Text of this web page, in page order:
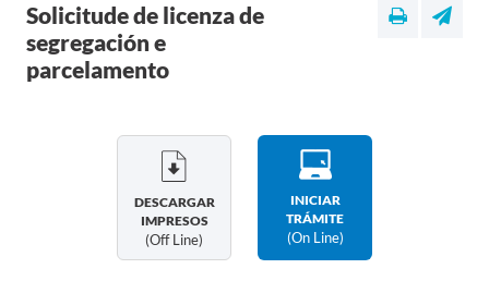
Solicitude de licenza de
segregación e
parcelamento
DESCARGAR
IMPRESOS
(off Line)
INICIAR
TRÁMITE
(on Line)